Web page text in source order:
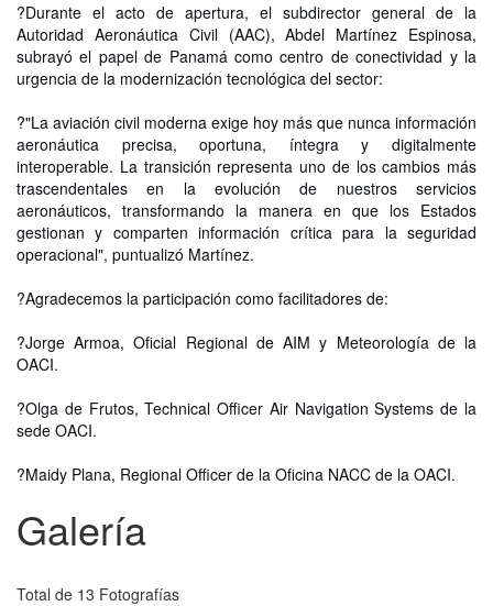
?Durante el acto de apertura, el subdirector general de la
Autoridad Aeronáutica Civil (AAC), Abdel Martínez Espinosa,
subrayó el papel de Panamá como centro de conectividad y la
urgencia de la modernización tecnológica del sector:
?"La aviación civil moderna exige hoy más que nunca información
aeronáutica precisa, oportuna, íntegra y digitalmente
interoperable. La transición representa uno de los cambios más
trascendentales en la evolución de nuestros servicios
aeronáuticos, transformando la manera en que los Estados
gestionan y comparten información crítica para la seguridad
operacional", puntualizó Martínez.
?Agradecemos la participación como facilitadores de:
?Jorge Armoa, Oficial Regional de AIM y Meteorología de la
OACI.
?Olga de Frutos, Technical Officer Air Navigation Systems de la
sede OACI.
?Maidy Plana, Regional Officer de la Oficina NACC de la OACI.
Galería
Total de 13 Fotografías